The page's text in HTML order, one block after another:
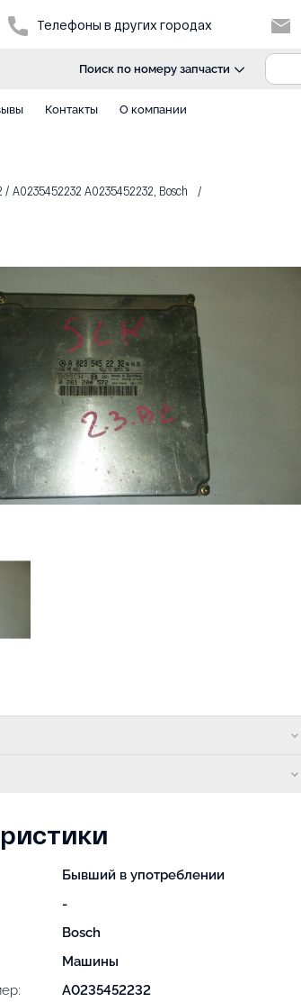
Телефоны в других городах
Поиск по номеру запчасти
Контакты О компании
A0235452232 A0235452232, Bosch
Бывший в употреблении
-
Bosch
Машины
A0235452232